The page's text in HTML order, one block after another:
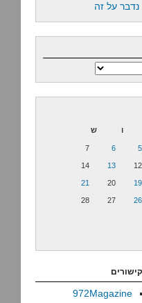
על זה
ו ש
5
6
7
12
13
14
19
20
21
26
27
28
קישורים
972Magazine